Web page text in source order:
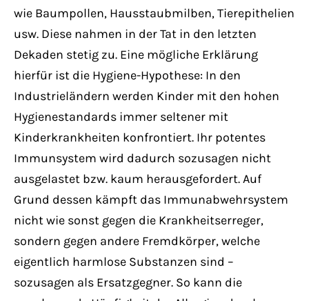
wie Baumpollen, Hausstaubmilben, Tierepithelien
usw. Diese nahmen in der Tat in den letzten
Dekaden stetig zu. Eine mögliche Erklärung
hierfür ist die Hygiene-Hypothese: In den
Industrieländern werden Kinder mit den hohen
Hygienestandards immer seltener mit
Kinderkrankheiten konfrontiert. Ihr potentes
Immunsystem wird dadurch sozusagen nicht
ausgelastet bzw. kaum herausgefordert. Auf
Grund dessen kämpft das Immunabwehrsystem
nicht wie sonst gegen die Krankheitserreger,
sondern gegen andere Fremdkörper, welche
eigentlich harmlose Substanzen sind –
sozusagen als Ersatzgegner. So kann die